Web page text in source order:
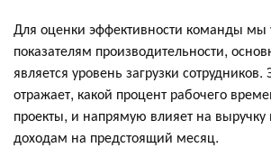
Для оценки эффективности команды
показателям производительности,
является уровень загрузки сотрудников.
отражает, какой процент рабочего
проекты, и напрямую влияет на
доходам на предстоящий месяц.